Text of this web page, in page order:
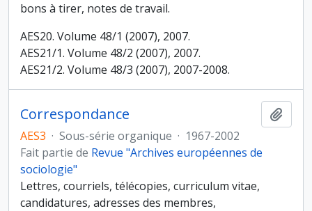
bons à tirer, notes de travail.
AES20. Volume 48/1 (2007), 2007.
AES21/1. Volume 48/2 (2007), 2007.
AES21/2. Volume 48/3 (2007), 2007-2008.
Correspondance
AES3 · Sous-série organique · 1967-2002
Fait partie de Revue "Archives européennes de
sociologie"
Lettres, courriels, télécopies, curriculum vitae,
candidatures, adresses des membres,